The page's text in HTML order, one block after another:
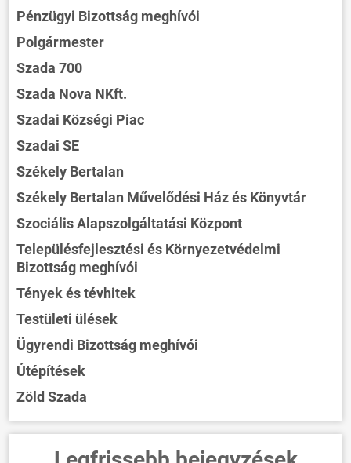
Pénzügyi Bizottság meghívói
Polgármester
Szada 700
Szada Nova NKft.
Szadai Községi Piac
Szadai SE
Székely Bertalan
Székely Bertalan Művelődési Ház és Könyvtár
Szociális Alapszolgáltatási Központ
Településfejlesztési és Környezetvédelmi
Bizottság meghívói
Tények és tévhitek
Testületi ülések
Ügyrendi Bizottság meghívói
Útépítések
Zöld Szada